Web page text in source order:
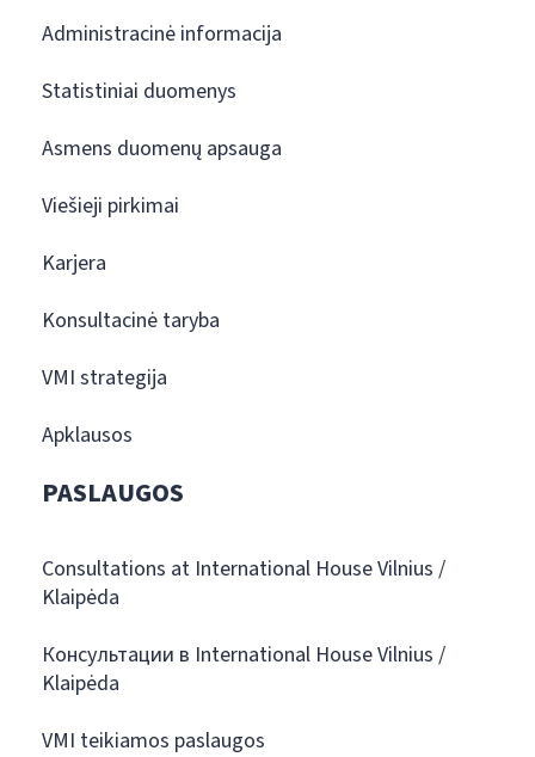
Administracinė informacija
Statistiniai duomenys
Asmens duomenų apsauga
Viešieji pirkimai
Karjera
Konsultacinė taryba
VMI strategija
Apklausos
PASLAUGOS
Consultations at International House Vilnius /
Klaipėda
Консультации в International House Vilnius /
Klaipėda
VMI teikiamos paslaugos